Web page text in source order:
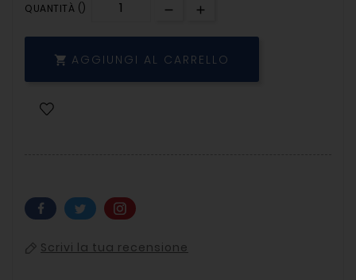
QUANTITÀ ()
 AGGIUNGI AL CARRELLO
Scrivi la tua recensione